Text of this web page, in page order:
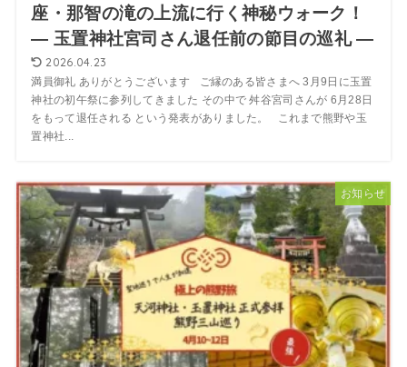
座・那智の滝の上流に行く神秘ウォーク！
― 玉置神社宮司さん退任前の節目の巡礼 ―
2026.04.23
満員御礼 ありがとうございます ご縁のある皆さまへ 3月9日に玉置
神社の初午祭に参列してきました その中で 舛谷宮司さんが 6月28日
をもって退任される という発表がありました。 これまで熊野や玉
置神社...
お知らせ